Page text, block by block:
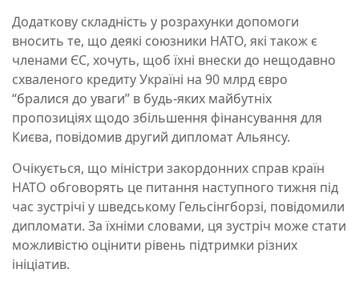
Додаткову складність у розрахунки допомоги
вносить те, що деякі союзники НАТО, які також є
членами ЄС, хочуть, щоб їхні внески до нещодавно
схваленого кредиту Україні на 90 млрд євро
“бралися до уваги” в будь-яких майбутніх
пропозиціях щодо збільшення фінансування для
Києва, повідомив другий дипломат Альянсу.
Очікується, що міністри закордонних справ країн
НАТО обговорять це питання наступного тижня під
час зустрічі у шведському Гельсінгборзі, повідомили
дипломати. За їхніми словами, ця зустріч може стати
можливістю оцінити рівень підтримки різних
ініціатив.